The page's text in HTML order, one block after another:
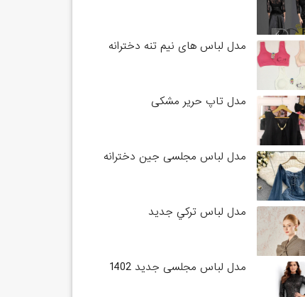
مدل لباس های نیم تنه دخترانه
مدل تاپ حریر مشکی
مدل لباس مجلسی جین دخترانه
مدل لباس تركي جديد
مدل لباس مجلسی جدید 1402